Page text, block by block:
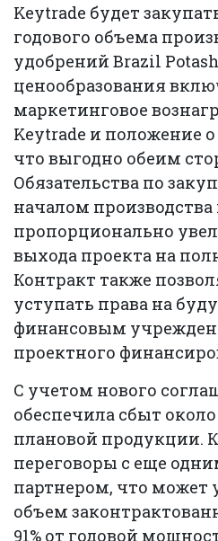
Keytrade будет
годового объема
удобрений Brazil
ценообразования
маркетинговое
Keytrade и положение
что выгодно обеим
Обязательства по
началом производства
пропорционально
выхода проекта на
Контракт также
уступать права на
финансовым
проектного
С учетом нового
обеспечила сбыт около
плановой продукции.
переговоры с еще
партнером, что может
объем
91% от годовой